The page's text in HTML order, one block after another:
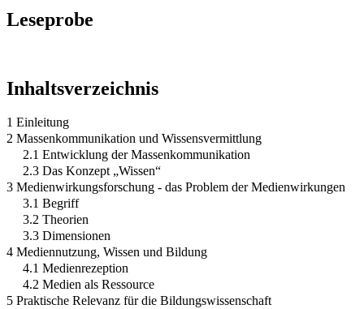
Leseprobe
Inhaltsverzeichnis
1 Einleitung
2 Massenkommunikation und Wissensvermittlung
2.1 Entwicklung der Massenkommunikation
2.3 Das Konzept „Wissen“
3 Medienwirkungsforschung - das Problem der Medienwirkungen
3.1 Begriff
3.2 Theorien
3.3 Dimensionen
4 Mediennutzung, Wissen und Bildung
4.1 Medienrezeption
4.2 Medien als Ressource
5 Praktische Relevanz für die Bildungswissenschaft